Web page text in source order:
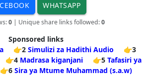
WHATSAPP
0| Unique share links followed:0
Sponsored links
👉2 Simulizi za Hadithi Audio
👉3
👉4 Madrasa kiganjani 👉5 Tafasiri ya
👉6 Sira ya Mtume Muhammad (s.a.w)